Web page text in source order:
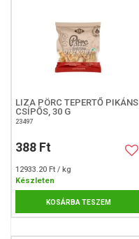
LIZA PÖRC TEPERTŐ PIKÁNS
CSÍPŐS, 30 G
23497
388 Ft
12933.20 Ft / kg
Készleten
KOSÁRBA TESZEM